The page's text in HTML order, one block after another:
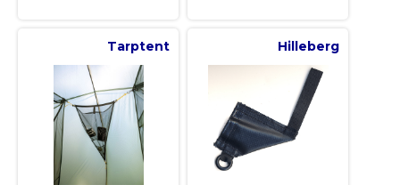
Tarptent Hilleberg